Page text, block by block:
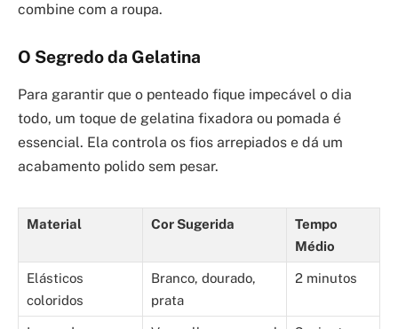
combine com a roupa.
O Segredo da Gelatina
Para garantir que o penteado fique impecável o dia
todo, um toque de gelatina fixadora ou pomada é
essencial. Ela controla os fios arrepiados e dá um
acabamento polido sem pesar.
Material Cor Sugerida
Tempo
Médio
Elásticos
coloridos
Branco, dourado,
prata
2 minutos